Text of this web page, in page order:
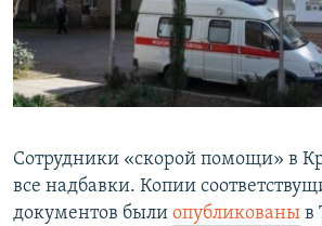
ПОБЕДИТЕЛЕЙ НЕ СУДЯТ?
КРЫМ.НЕПОКОРЕННЫЙ
ELIFBE
ПРИСОЕДИНЯЙТЕСЬ!
Все сайты RFE/RL
Сотрудники «скорой помощи» в
все надбавки. Копии
документов были опубликованы в